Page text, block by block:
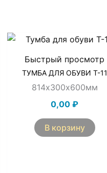
Быстрый просмотр
ТУМБА ДЛЯ ОБУВИ Т-11
814х300х600мм
0,00₽
В корзину